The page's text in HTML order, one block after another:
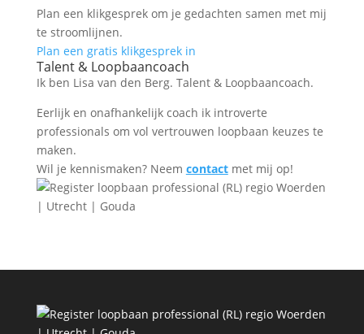
Plan een klikgesprek om je gedachten samen met mij
te stroomlijnen.
Plan een gratis klikgesprek in
Talent & Loopbaancoach
Ik ben Lisa van den Berg. Talent & Loopbaancoach.
Eerlijk en onafhankelijk coach ik introverte
professionals om vol vertrouwen loopbaan keuzes te
maken.
Wil je kennismaken? Neem contact met mij op!